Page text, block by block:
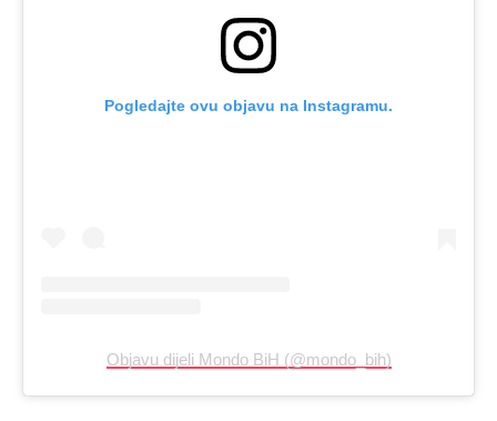
Pogledajte ovu objavu na Instagramu.
Objavu dijeli Mondo BiH (@mondo_bih)